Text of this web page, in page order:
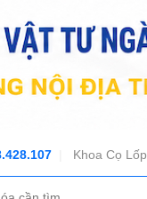
| Khoa Cọ Lốp